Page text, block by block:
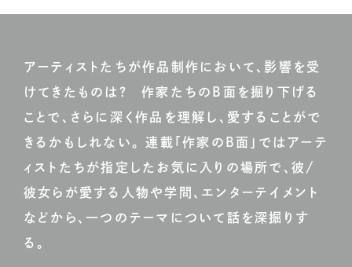
アーティストたちが作品制作において、影響を受
けてきたものは？ 作家たちのB面を掘り下げる
ことで、さらに深く作品を理解し、愛することがで
きるかもしれない。 連載「作家のB面」ではアーテ
ィストたちが指定したお気に入りの場所で、彼/
彼女らが愛する人物や学問、エンターテイメント
などから、一つのテーマについて話を深掘りす
る。